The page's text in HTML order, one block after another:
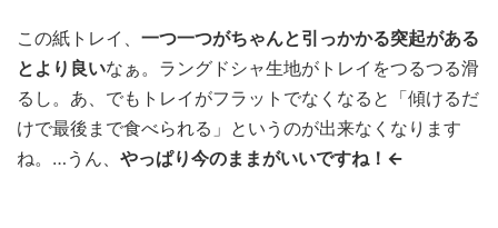
この紙トレイ、 一つ一つがちゃんと引っかかる突起がある
とより良いなぁ。ラングドシャ生地がトレイをつるつる滑
るし。あ、でもトレイがフラットでなくなると「傾けるだ
けで最後まで食べられる」というのが出来なくなります
ね。…うん、 やっぱり今のままがいいですね！←